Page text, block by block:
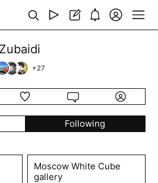
+27
Following
Moscow White Cube
gallery